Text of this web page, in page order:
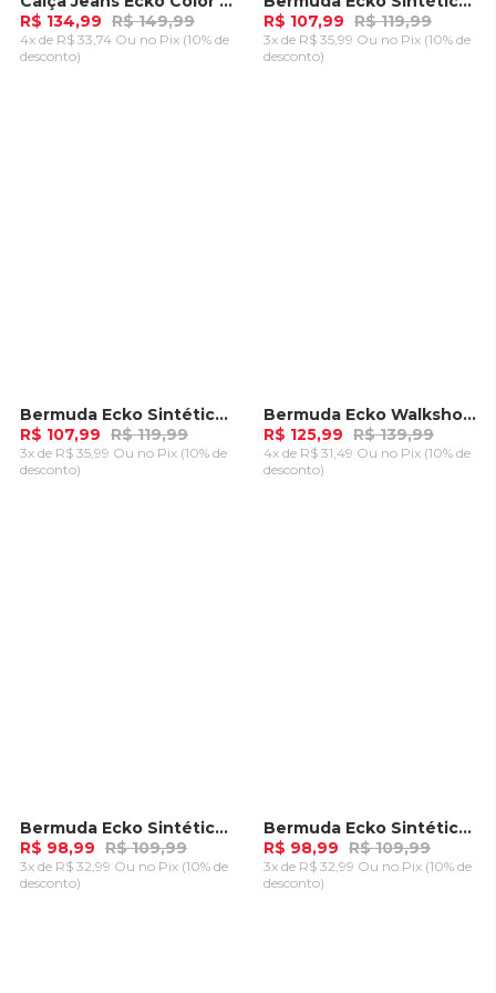
-10%
R$ 134,99 R$ 149,99
4x de R$ 33,74 Ou no Pix (10% de
desconto)
-10%
R$ 107,99 R$ 119,99
3x de R$ 35,99 Ou no Pix (10% de
desconto)
-10%
Bermuda Ecko Sintética Azul Marinho
R$ 107,99 R$ 119,99
3x de R$ 35,99 Ou no Pix (10% de
desconto)
-10%Bermuda Ecko Walkshort Preta
R$ 125,99 R$ 139,99
4x de R$ 31,49 Ou no Pix (10% de
desconto)
-10%
Bermuda Ecko Sintética Vermelha
R$ 98,99 R$ 109,99
3x de R$ 32,99 Ou no Pix (10% de
desconto)
-10%
Bermuda Ecko Sintética Preta
R$ 98,99 R$ 109,99
3x de R$ 32,99 Ou no Pix (10% de
desconto)